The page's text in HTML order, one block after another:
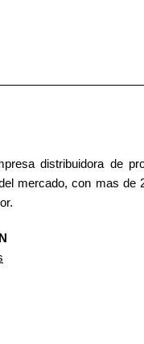
distribuidora de
mercado, con mas de